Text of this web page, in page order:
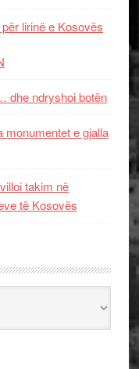
lirinë e Kosovës
dhe ndryshoi botën
monumentet e gjalla
takim në
të Kosovës